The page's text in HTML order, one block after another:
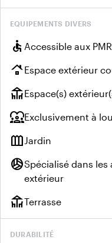
EQUIPEMENTS DIVERS
accessible Accessible aux PMR
roofingEspace extérieur
deckEspace(s)
diversity_1Exclusivement à
outdoor_gardenJardin
sports_volleyballSpécialisé dans
extérieur
deckTerrasse
DURABILITÉ